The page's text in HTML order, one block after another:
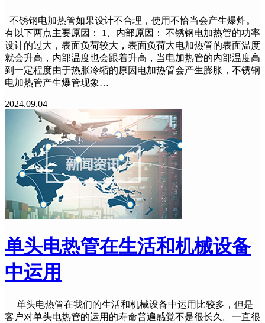
不锈钢电加热管如果设计不合理，使用不恰当会产生爆炸。
有以下两点主要原因： 1、内部原因： 不锈钢电加热管的功率
设计的过大，表面负荷较大，表面负荷大电加热管的表面温度
就会升高，内部温度也会跟着升高，当电加热管的内部温度高
到一定程度由于热胀冷缩的原因电加热管会产生膨胀，不锈钢
电加热管产生爆管现象…
2024.09.04
单头电热管在生活和机械设备
中运用
单头电热管在我们的生活和机械设备中运用比较多，但是
客户对单头电热管的运用的寿命普遍感觉不是很长久。一直很